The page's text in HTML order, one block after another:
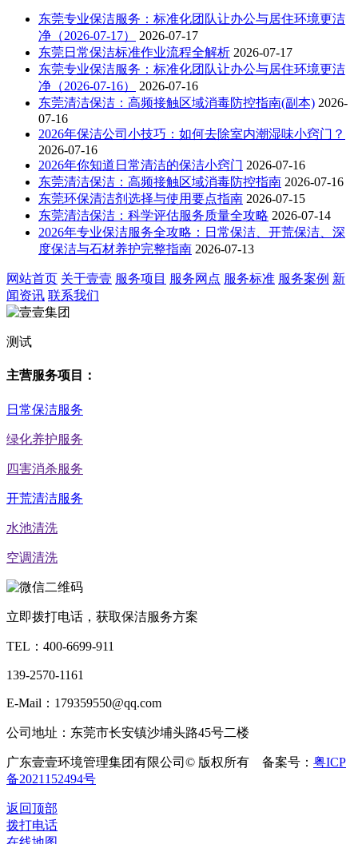
东莞专业保洁服务：标准化团队让办公与居住环境更洁
净（2026-07-17）
2026-07-17
东莞日常保洁标准作业流程全解析 2026-07-17
东莞专业保洁服务：标准化团队让办公与居住环境更洁
净（2026-07-16）
2026-07-16
东莞清洁保洁：高频接触区域消毒防控指南(副本) 2026-
07-16
2026年保洁公司小技巧：如何去除室内潮湿味小窍门？
2026-07-16
2026年你知道日常清洁的保洁小窍门 2026-07-16
东莞清洁保洁：高频接触区域消毒防控指南 2026-07-16
东莞环保清洁剂选择与使用要点指南 2026-07-15
东莞清洁保洁：科学评估服务质量全攻略 2026-07-14
2026年专业保洁服务全攻略：日常保洁、开荒保洁、深
度保洁与石材养护完整指南 2026-07-13
网站首页 关于壹壹 服务项目 服务网点 服务标准 服务案例 新
闻资讯 联系我们
测试
主营服务项目：
日常保洁服务
绿化养护服务
四害消杀服务
开荒清洁服务
水池清洗
空调清洗
立即拨打电话，获取保洁服务方案
TEL： 400-6699-911
139-2570-1161
E-Mail：179359550@qq.com
公司地址：东莞市长安镇沙埔头路45号二楼
广东壹壹环境管理集团有限公司© 版权所有 备案号： 粤ICP
备2021152494号
返回顶部
拨打电话